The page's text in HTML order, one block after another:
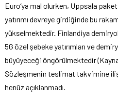
Euro’ya mal olurken, Uppsala
yatırımı devreye girdiğinde bu
yükselmektedir. Finlandiya
5G özel şebeke yatırımları ve
büyüyeceği öngörülmektedir
Sözleşmenin teslimat takvimine
henüz açıklanmadı.